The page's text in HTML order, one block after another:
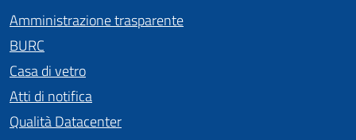
Amministrazione trasparente
BURC
Casa di vetro
Atti di notifica
Qualità Datacenter